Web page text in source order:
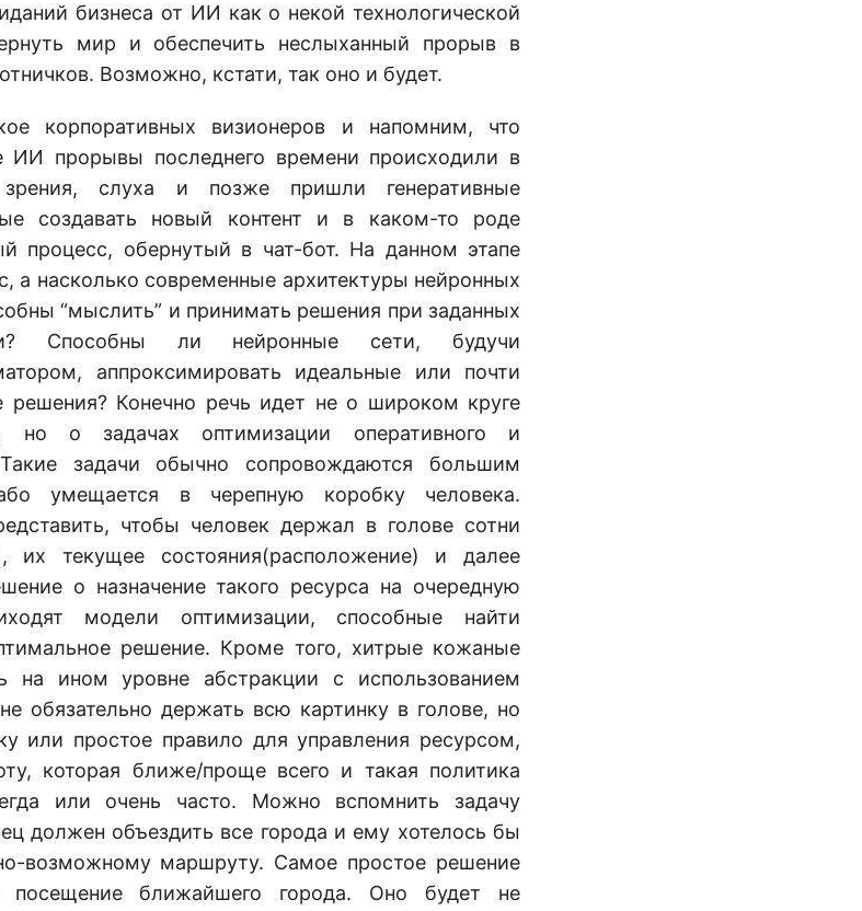
бизнеса от ИИ как о некой технологической
мир и обеспечить неслыханный прорыв в
Возможно, кстати, так оно и будет.
корпоративных визионеров и напомним, что
ИИ прорывы последнего времени происходили в
зрения, слуха и позже пришли генеративные
создавать новый контент и в каком-то роде
процесс, обернутый в чат-бот. На данном этапе
а насколько современные архитектуры нейронных
“мыслить” и принимать решения при заданных
Способны ли нейронные сети, будучи
аппроксимировать идеальные или почти
решения? Конечно речь идет не о широком круге
но о задачах оптимизации оперативного и
Такие задачи обычно сопровождаются большим
умещается в черепную коробку человека.
чтобы человек держал в голове сотни
их текущее состояния(расположение) и далее
о назначение такого ресурса на очередную
модели оптимизации, способные найти
решение. Кроме того, хитрые кожаные
ином уровне абстракции с использованием
обязательно держать всю картинку в голове, но
или простое правило для управления ресурсом,
которая ближе/проще всего и такая политика
или очень часто. Можно вспомнить задачу
должен объездить все города и ему хотелось бы
возможному маршруту. Самое простое решение
посещение ближайшего города. Оно будет не